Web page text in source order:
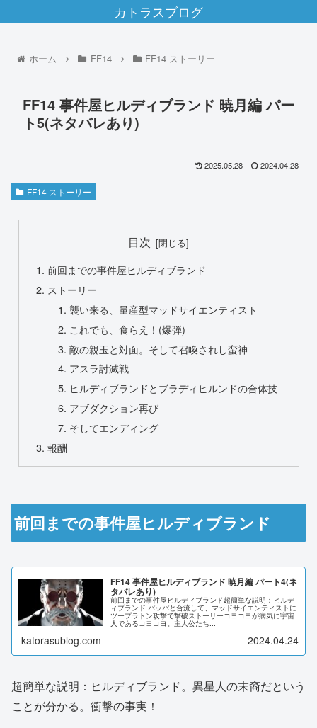
カトラスブログ
ホーム FF14 FF14 ストーリー
FF14 事件屋ヒルディブランド 暁月編 パー
ト5(ネタバレあり)
2025.05.28 2024.04.28
FF14 ストーリー
目次
前回までの事件屋ヒルディブランド
ストーリー
襲い来る、量産型マッドサイエンティスト
これでも、食らえ！(爆弾)
敵の親玉と対面。そして召喚されし蛮神
アスラ討滅戦
ヒルディブランドとブラディヒルンドの合体技
アブダクション再び
そしてエンディング
報酬
前回までの事件屋ヒルディブランド
FF14 事件屋ヒルディブランド 暁月編 パート4(ネ
タバレあり)
前回までの事件屋ヒルディブランド超簡単な説明：ヒルデ
ィブランド パッパと合流して、マッドサイエンティストに
ツープラトン攻撃で撃破ストーリーコヨコヨが病気に宇宙
人であるコヨコヨ。主人公たち...
katorasublog.com 2024.04.24
超簡単な説明：ヒルディブランド。異星人の末裔だという
ことが分かる。衝撃の事実！